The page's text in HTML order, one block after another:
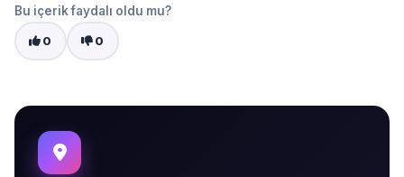
Bu içerik faydalı oldu mu?
0 0